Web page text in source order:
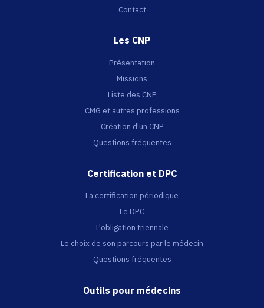
Contact
Les CNP
Présentation
Missions
Liste des CNP
CMG et autres professions
Création d'un CNP
Questions fréquentes
Certification et DPC
La certification périodique
Le DPC
L'obligation triennale
Le choix de son parcours par le médecin
Questions fréquentes
Outils pour médecins